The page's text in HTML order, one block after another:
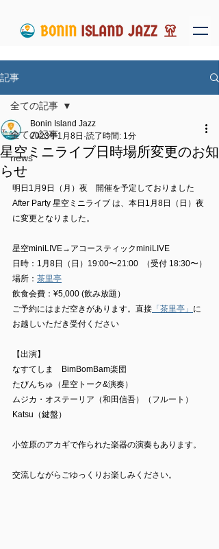
記事
全ての記事
news
全ての記事
星空ミニライブ日時場所変更のお知
らせ
Bonin Island Jazz
2023年1月8日 読了時間: 1分
明日1月9日（月）夜　開催を予定しておりました
After Party 星空ミニライブ は、本日1月8日（日）夜
に変更となりました。
星空miniLIVE→アコースティックminiLIVE
日時：1月8日（日）19:00〜21:00  （受付 18:30〜）
場所： 茶里亭
飲食会費：¥5,000 (飲み放題）
ご予約にはまだ空きがあります。直接 「茶里亭」 に
お越しいただき受付ください
【出演】
なすてしま　BimBomBam楽団
たびんちゅ（星空トーク&演奏）
ムジカ・オステーリア（和田信吾）（フルート）
Katsu（鍵盤）
小笠原のアカギで作られた楽器の演奏もあります。
交流しながらごゆっくりお楽しみください。